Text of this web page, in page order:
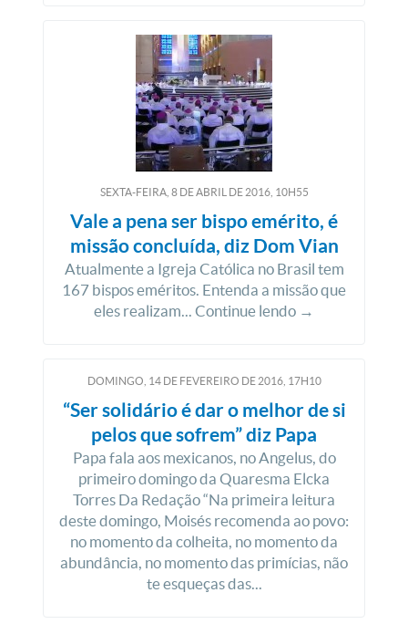
SEXTA-FEIRA, 8DEABRIL DE2016, 10H55
Vale a pena ser bispo emérito, é
missão concluída, diz Dom Vian
Atualmente a Igreja Católica no Brasil tem
167 bispos eméritos. Entenda a missão que
eles realizam... Continue lendo →
DOMINGO, 14DEFEVEREIRO DE2016, 17H10
“Ser solidário é dar o melhor de si
pelos que sofrem” diz Papa
Papa fala aos mexicanos, no Angelus, do
primeiro domingo da Quaresma Elcka
Torres Da Redação “Na primeira leitura
deste domingo, Moisés recomenda ao povo:
no momento da colheita, no momento da
abundância, no momento das primícias, não
te esqueças das...